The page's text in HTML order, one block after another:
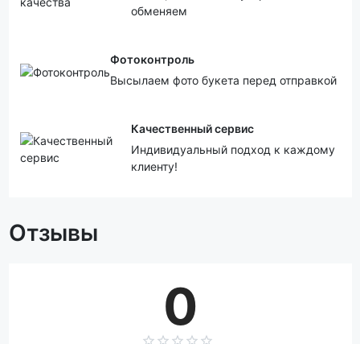
обменяем
Фотоконтроль
Высылаем фото букета перед отправкой
Качественный сервис
Индивидуальный подход к каждому
клиенту!
Отзывы
0